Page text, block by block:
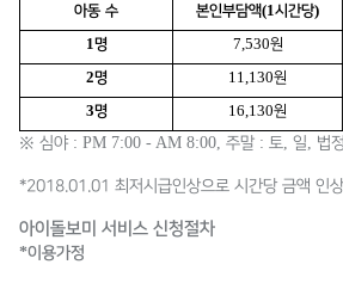
아동 수 본인부담액(1시간당)
1명 7,530원
2명 11,130원
3명 16,130원
※ 심야 : PM 7:00 - AM 8:00, 주말 : 토 일 법
*2018.01.01 최저시급인상으로 시간당 금액 인
아이돌보미 서비스 신청절차
*이용가정